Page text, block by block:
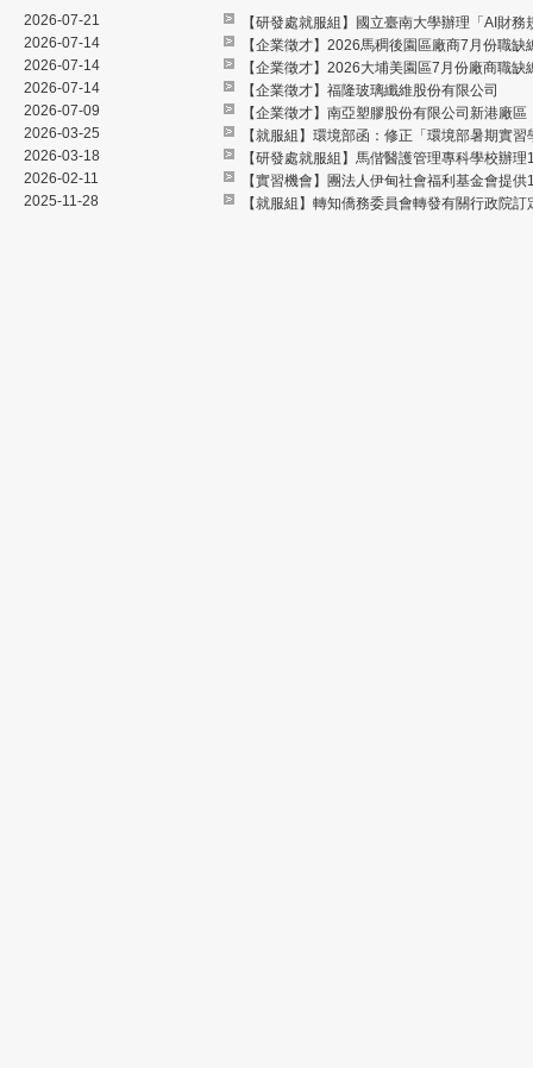
2026-07-21
【研發處就服組】國立臺南大學辦理「AI財
2026-07-14
【企業徵才】2026馬稠後園區廠商7月份職缺
2026-07-14
【企業徵才】2026大埔美園區7月份廠商職缺
2026-07-14
【企業徵才】福隆玻璃纖維股份有限公司
2026-07-09
【企業徵才】南亞塑膠股份有限公司新港廠區
2026-03-25
【就服組】環境部函：修正「環境部暑期實
2026-03-18
【研發處就服組】馬偕醫護管理專科學校辦
2026-02-11
【實習機會】團法人伊甸社會福利基金會提
2025-11-28
【就服組】轉知僑務委員會轉發有關行政院